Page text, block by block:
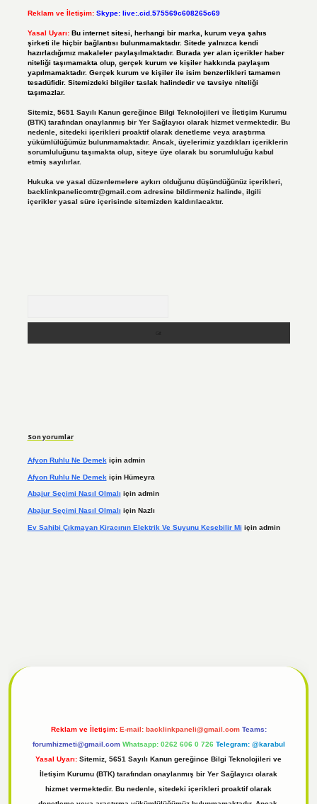
Reklam ve İletişim: Skype: live:.cid.575569c608265c69
Yasal Uyarı: Bu internet sitesi, herhangi bir marka, kurum veya şahıs
şirketi ile hiçbir bağlantısı bulunmamaktadır. Sitede yalnızca kendi
hazırladığımız makaleler paylaşılmaktadır. Burada yer alan içerikler haber
niteliği taşımamakta olup, gerçek kurum ve kişiler hakkında paylaşım
yapılmamaktadır. Gerçek kurum ve kişiler ile isim benzerlikleri tamamen
tesadüfidir. Sitemizdeki bilgiler taslak halindedir ve tavsiye niteliği
taşımazlar.
Sitemiz, 5651 Sayılı Kanun gereğince Bilgi Teknolojileri ve İletişim Kurumu
(BTK) tarafından onaylanmış bir Yer Sağlayıcı olarak hizmet vermektedir. Bu
nedenle, sitedeki içerikleri proaktif olarak denetleme veya araştırma
yükümlülüğümüz bulunmamaktadır. Ancak, üyelerimiz yazdıkları içeriklerin
sorumluluğunu taşımakta olup, siteye üye olarak bu sorumluluğu kabul
etmiş sayılırlar.
Hukuka ve yasal düzenlemelere aykırı olduğunu düşündüğünüz içerikleri,
backlinkpanelicomtr@gmail.comadresine bildirmeniz halinde, ilgili
içerikler yasal süre içerisinde sitemizden kaldırılacaktır.
Son yorumlar
Afyon Ruhlu Ne Demek için admin
Afyon Ruhlu Ne Demek için Hümeyra
Abajur Seçimi Nasıl Olmalı için admin
Abajur Seçimi Nasıl Olmalı için Nazlı
Ev Sahibi Çıkmayan Kiracının Elektrik Ve Suyunu Kesebilir Mi için admin
Reklam ve İletişim: E-mail: backlinkpaneli@gmail.com Teams:
forumhizmeti@gmail.com Whatsapp: 0262 606 0 726 Telegram: @karabul
Yasal Uyarı: Sitemiz, 5651 Sayılı Kanun gereğince Bilgi Teknolojileri ve
İletişim Kurumu (BTK) tarafından onaylanmış bir Yer Sağlayıcı olarak
hizmet vermektedir. Bu nedenle, sitedeki içerikleri proaktif olarak